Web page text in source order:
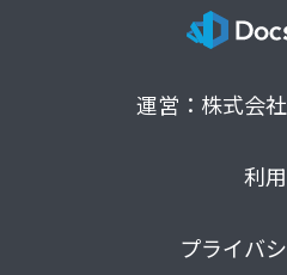
運営：株式会
利
プライバ